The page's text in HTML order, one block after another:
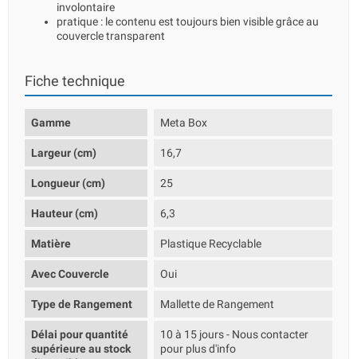
involontaire
pratique : le contenu est toujours bien visible grâce au
couvercle transparent
Fiche technique
Gamme Meta Box
Largeur (cm) 16,7
Longueur (cm) 25
Hauteur (cm) 6,3
Matière Plastique Recyclable
Avec Couvercle Oui
Type de Rangement Mallette de Rangement
Délai pour quantité
supérieure au stock
10 à 15 jours - Nous contacter
pour plus d'info